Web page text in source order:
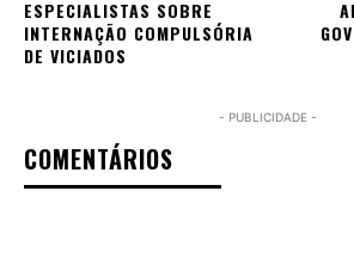
ESPECIALISTAS SOBRE
INTERNAÇÃO COMPULSÓRIA
DE VICIADOS
- PUBLICIDADE -
COMENTÁRIOS